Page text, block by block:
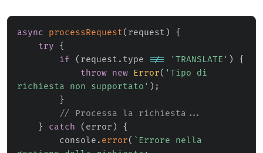
async processRequest( request )
{
try
{
if
( request . type !== 'TRANSLATE' )
{
throw new Error( 'Tipo di
richiesta non supportato' ) ;
}
// Processa la richiesta...
}
catch ( error )
{
        console
. error( ` Errore nella